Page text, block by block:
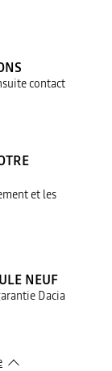
contact
et les
NEUF
Dacia